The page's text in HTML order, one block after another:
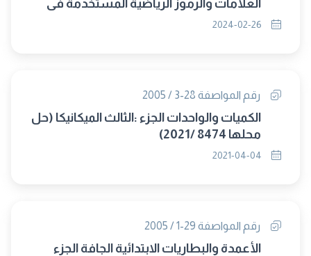
العلامات والرموز الرياضية المستخدمة فى
رقم المواصفة 28-3 / 2005
الكميات والواحدات الجزء :الثالث الميكانيكا (حل
محلها 8474 /2021)
رقم المواصفة 29-1 / 2005
الأعمدة والبطاريات الابتدائية الجافة الجزء